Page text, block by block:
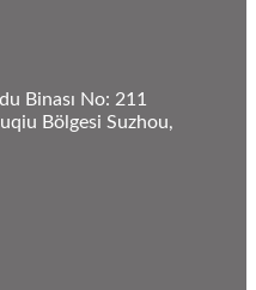
Binası No: 211
Bölgesi Suzhou,